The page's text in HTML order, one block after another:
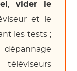
, vider le
et le
les tests ;
dépannage